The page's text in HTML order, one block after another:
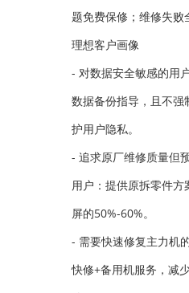
题免费保修；维修失败
理想客户画像
- 对数据安全敏感的用
数据备份指导，且不强
护用户隐私。
- 追求原厂维修质量但
用户：提供原拆零件方
屏的50%-60%。
- 需要快速修复主力机
快修+备用机服务，减